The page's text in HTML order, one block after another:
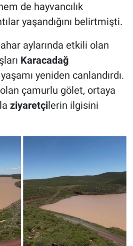
de hayvancılık
yaşandığını belirtmişti.
aylarında etkili olan
Karacadağ
yeniden canlandırdı.
çamurlu gölet, ortaya
ziyaretçilerin ilgisini